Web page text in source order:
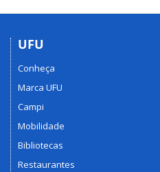
UFU
Conheça
Marca UFU
Campi
Mobilidade
Bibliotecas
Restaurantes